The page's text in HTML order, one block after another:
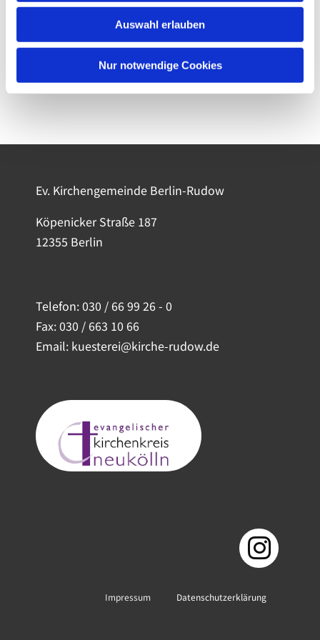
Auswahl erlauben
Nur notwendige Cookies
Ev. Kirchengemeinde Berlin-Rudow
Köpenicker Straße 187
12355 Berlin
Telefon:030 / 66 99 26 - 0
Fax: 030 / 663 10 66
Email: kuesterei@kirche-rudow.de
Impressum Datenschutzerklärung